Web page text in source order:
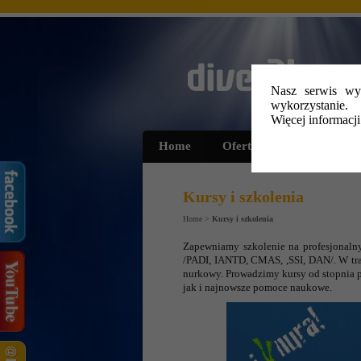
Nasz serwis
wykorzystanie.
Więcej
Home Oferta
Kursy i szkolenia
Home > Kursy i szkolenia
Zapewniamy szkolenie na
/PADI, IANTD, CMAS, ,SSI, DAN/. W
nurkowy. Prowadzimy kursy od stopnia
jak i najnowsze pomoce naukowe.